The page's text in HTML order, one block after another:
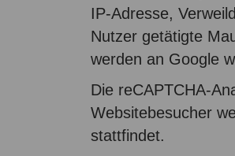
IP-Adresse,
Nutzer getätigte
werden an Google
Die reCAPTCHA-
Websitebesucher
stattfindet.